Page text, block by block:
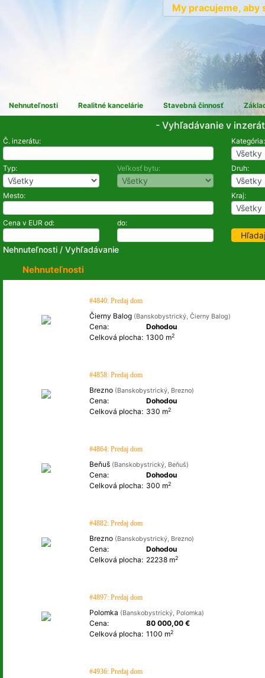
My pracujeme, aby
Nehnuteľnosti Realitné kancelárie Stavebná činnosť
- Vyhľadávanie v
Č. inzerátu:
Typ: Veľkosť bytu:
Mesto:
Kategória:
Druh:
Kraj:
Cena v EUR od: do:
Nehnuteľnosti / Vyhľadávanie
Nehnuteľnosti
#4840: Predaj dom
Čierny Balog (Banskobystrický, Čierny Balog)
Cena:
Dohodou
Celková plocha: 1300 m2
#4858: Predaj dom
Brezno (Banskobystrický, Brezno)
Cena:
Dohodou
Celková plocha: 330 m2
#4864: Predaj dom
Beňuš (Banskobystrický, Beňuš)
Cena:
Dohodou
Celková plocha: 300 m2
#4882: Predaj dom
Brezno (Banskobystrický, Brezno)
Cena:
Dohodou
Celková plocha: 22238 m2
#4897: Predaj dom
Polomka (Banskobystrický, Polomka)
Cena:
80 000,00 €
Celková plocha: 1100 m2
#4936: Predaj dom